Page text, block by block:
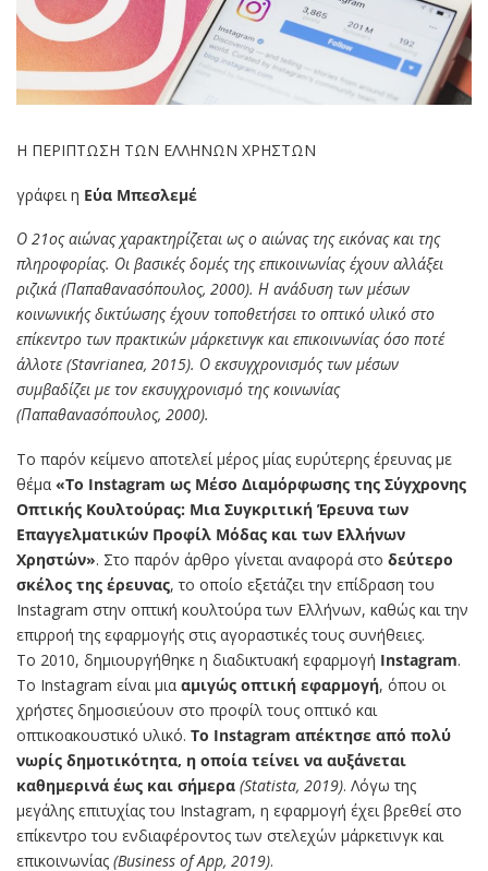
Η ΠΕΡΙΠΤΩΣΗ ΤΩΝ ΕΛΛΗΝΩΝ ΧΡΗΣΤΩΝ
γράφει η Εύα Μπεσλεμέ
Ο 21ος αιώνας χαρακτηρίζεται ως ο αιώνας της εικόνας και της
πληροφορίας. Οι βασικές δομές της επικοινωνίας έχουν αλλάξει
ριζικά (Παπαθανασόπουλος, 2000). Η ανάδυση των μέσων
κοινωνικής δικτύωσης έχουν τοποθετήσει το οπτικό υλικό στο
επίκεντρο των πρακτικών μάρκετινγκ και επικοινωνίας όσο ποτέ
άλλοτε (Stavrianea, 2015). Ο εκσυγχρονισμός των μέσων
συμβαδίζει με τον εκσυγχρονισμό της κοινωνίας
(Παπαθανασόπουλος, 2000).
Το παρόν κείμενο αποτελεί μέρος μίας ευρύτερης έρευνας με
θέμα «Το Instagram ως Μέσο Διαμόρφωσης της Σύγχρονης
Οπτικής Κουλτούρας: Μια Συγκριτική Έρευνα των
Επαγγελματικών Προφίλ Μόδας και των Ελλήνων
Χρηστών». Στο παρόν άρθρο γίνεται αναφορά στο δεύτερο
σκέλος της έρευνας, το οποίο εξετάζει την επίδραση του
Instagram στην οπτική κουλτούρα των Ελλήνων, καθώς και την
επιρροή της εφαρμογής στις αγοραστικές τους συνήθειες.
Το 2010, δημιουργήθηκε η διαδικτυακή εφαρμογή Instagram.
Το Instagram είναι μια αμιγώς οπτική εφαρμογή, όπου οι
χρήστες δημοσιεύουν στο προφίλ τους οπτικό και
οπτικοακουστικό υλικό. Το Instagram απέκτησε από πολύ
νωρίς δημοτικότητα, η οποία τείνει να αυξάνεται
καθημερινά έως και σήμερα (Statista, 2019). Λόγω της
μεγάλης επιτυχίας του Instagram, η εφαρμογή έχει βρεθεί στο
επίκεντρο του ενδιαφέροντος των στελεχών μάρκετινγκ και
επικοινωνίας (Business of App, 2019).